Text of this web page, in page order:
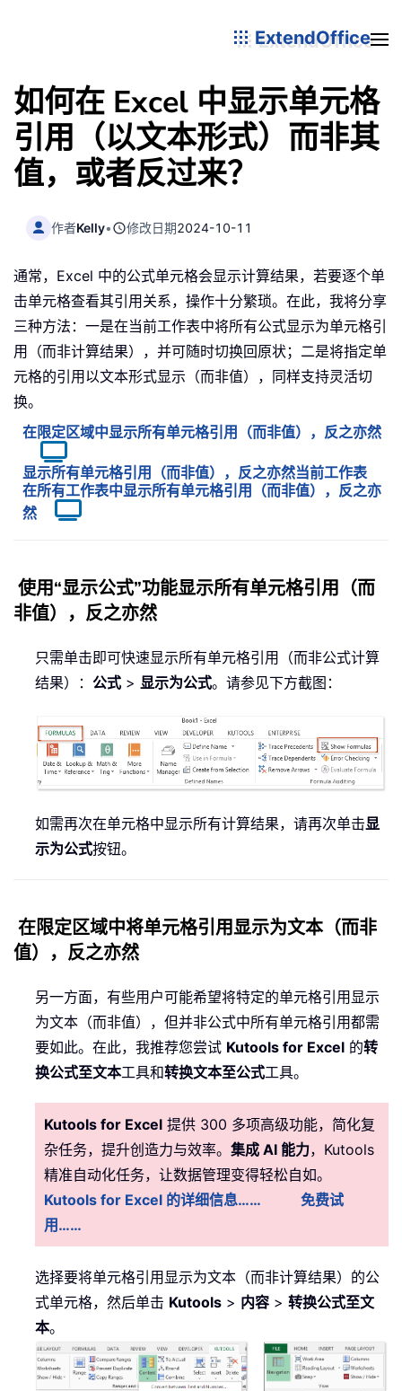
ExtendOffice
如何在 Excel 中显示单元格
引用（以文本形式）而非其
值，或者反过来？
作者Kelly• 修改日期2024-10-11
通常，Excel 中的公式单元格会显示计算结果，若要逐个单
击单元格查看其引用关系，操作十分繁琐。在此，我将分享
三种方法：一是在当前工作表中将所有公式显示为单元格引
用（而非计算结果），并可随时切换回原状；二是将指定单
元格的引用以文本形式显示（而非值），同样支持灵活切
换。
在限定区域中显示所有单元格引用（而非值），反之亦然
显示所有单元格引用（而非值），反之亦然当前工作表
在所有工作表中显示所有单元格引用（而非值），反之亦
然
使用“显示公式”功能显示所有单元格引用（而
非值），反之亦然
只需单击即可快速显示所有单元格引用（而非公式计算
结果）： 公式 > 显示为公式。请参见下方截图：
如需再次在单元格中显示所有计算结果，请再次单击显
示为公式按钮。
在限定区域中将单元格引用显示为文本（而非
值），反之亦然
另一方面，有些用户可能希望将特定的单元格引用显示
为文本（而非值），但并非公式中所有单元格引用都需
要如此。在此，我推荐您尝试 Kutools for Excel 的转
换公式至文本工具和转换文本至公式工具。
Kutools for Excel 提供 300 多项高级功能，简化复
杂任务，提升创造力与效率。 集成 AI 能力，Kutools
精准自动化任务，让数据管理变得轻松自如。
Kutools for Excel 的详细信息……
免费试
用……
选择要将单元格引用显示为文本（而非计算结果）的公
式单元格，然后单击 Kutools > 内容 > 转换公式至文
本。